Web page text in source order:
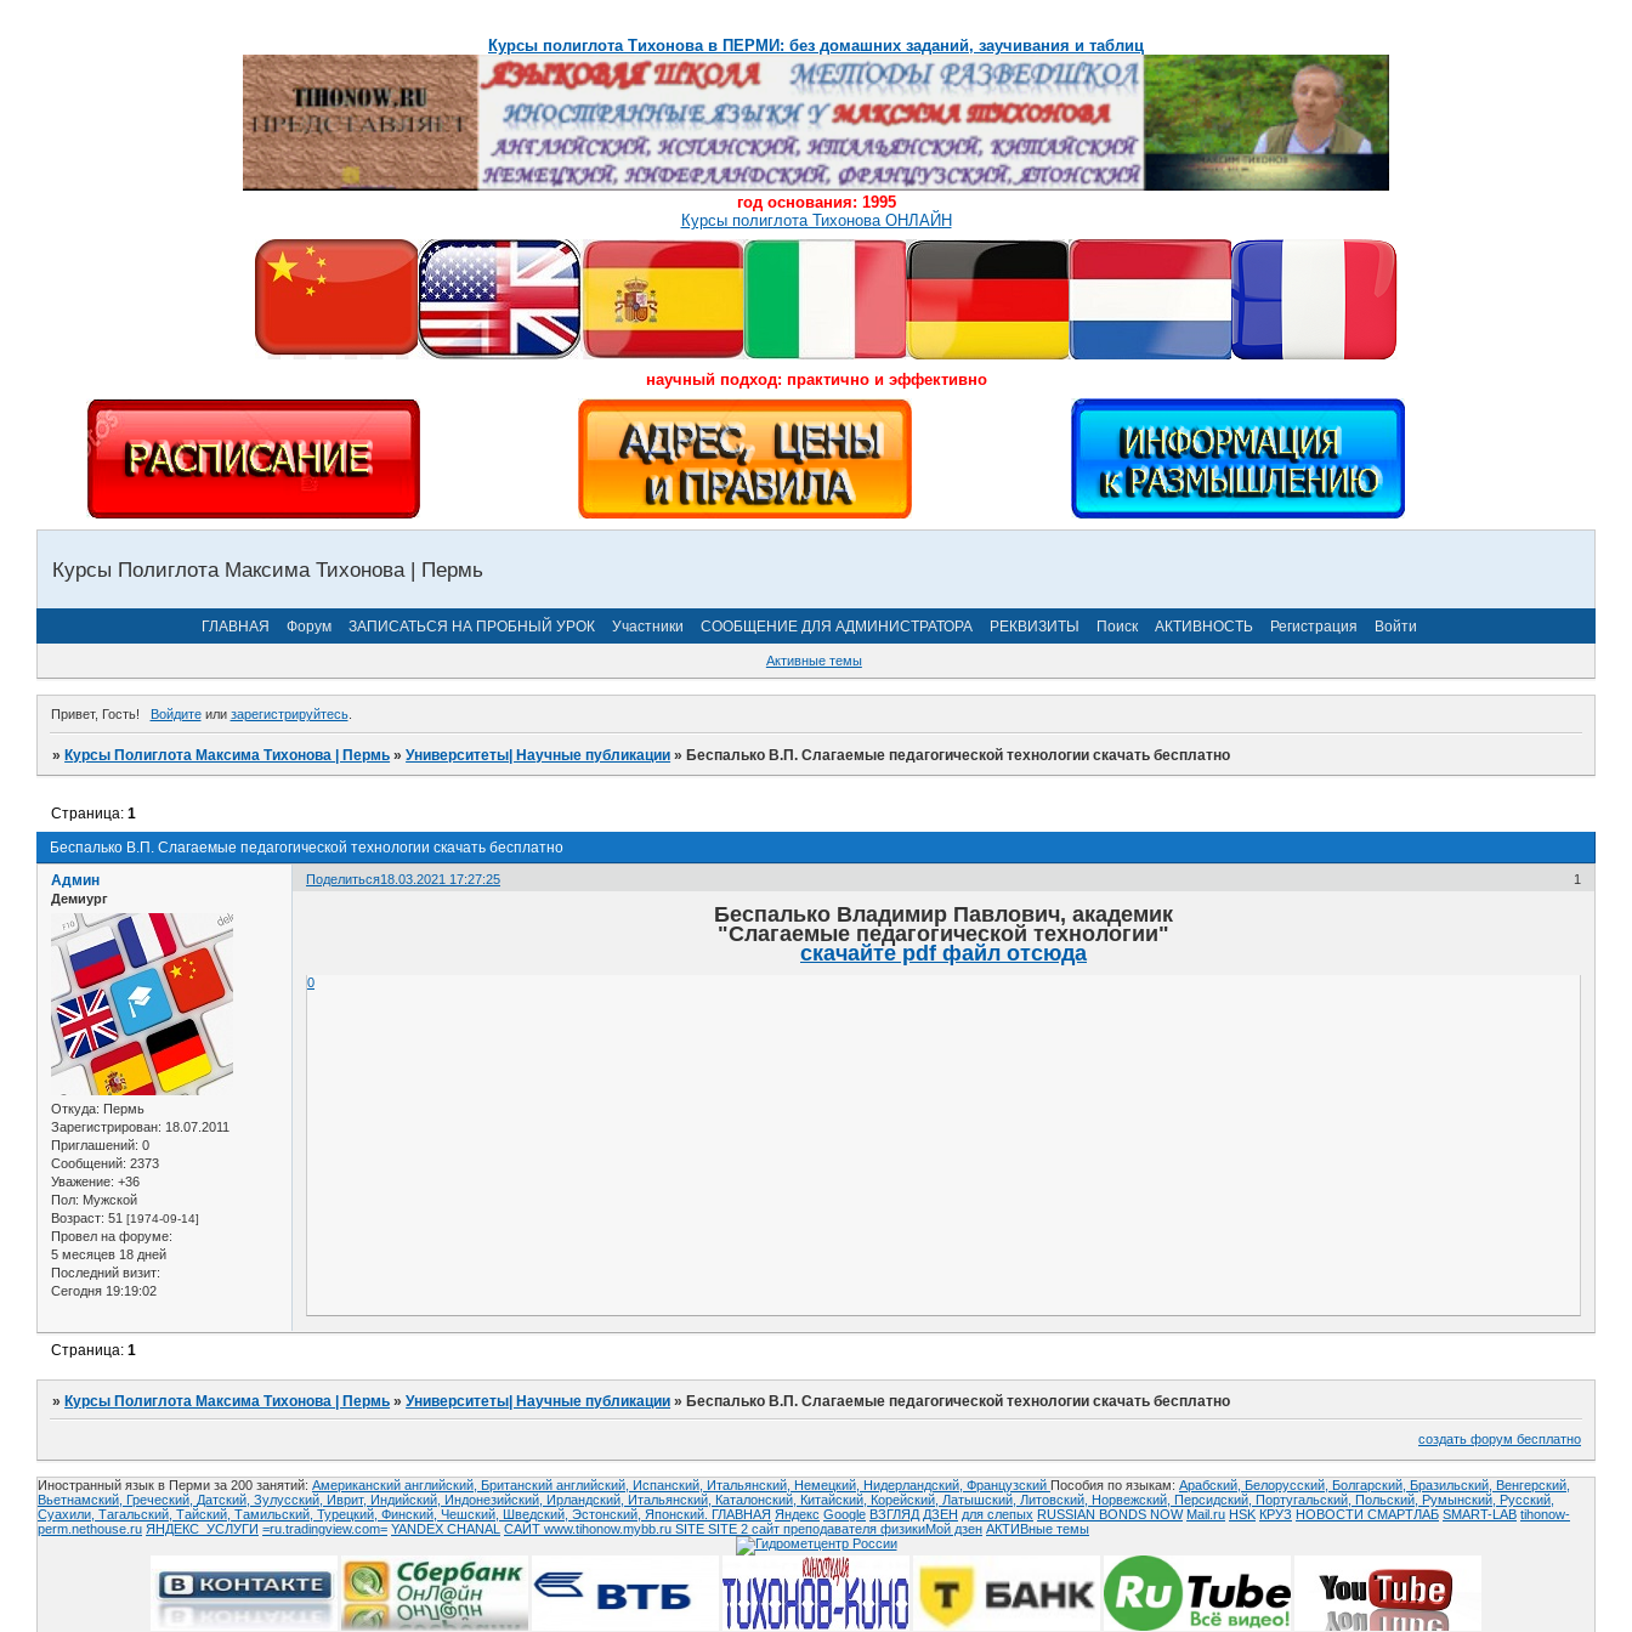
Курсы полиглота Тихонова в ПЕРМИ: без домашних заданий, заучивания и таблиц
год основания: 1995
Курсы полиглота Тихонова ОНЛАЙН
научный подход: практично и эффективно
Курсы Полиглота Максима Тихонова | Пермь
ГЛАВНАЯ Форум ЗАПИСАТЬСЯ НА ПРОБНЫЙ УРОК Участники СООБЩЕНИЕ ДЛЯ АДМИНИСТРАТОРА РЕКВИЗИТЫ Поиск АКТИВНОСТЬ Регистрация Войти
Активные темы
Привет, Гость! Войдитеили зарегистрируйтесь.
»Курсы Полиглота Максима Тихонова | Пермь »Университеты| Научные публикации »Беспалько В.П. Слагаемые педагогической технологии скачать бесплатно
Беспалько В.П. Слагаемые педагогической технологии скачать бесплатно
Страница:1
Поделиться 1
18.03.2021 17:27:25
Админ
Демиург
Откуда: Пермь
Зарегистрирован: 18.07.2011
Приглашений: 0
Сообщений: 2373
Уважение: +36
Пол: Мужской
Возраст: 51 [1974-09-14]
Провел на форуме:
5 месяцев 18 дней
Последний визит:
Сегодня 19:19:02
Беспалько Владимир Павлович, академик
"Слагаемые педагогической технологии"
скачайте pdf файл отсюда
0
Страница:1
»Курсы Полиглота Максима Тихонова | Пермь »Университеты| Научные публикации »Беспалько В.П. Слагаемые педагогической технологии скачать бесплатно
создать форум бесплатно
Иностранный язык в Перми за 200 занятий: Американский английский, Британский английский, Испанский, Итальянский, Немецкий, Нидерландский, Французский Пособия по языкам: Арабский, Белорусский, Болгарский, Бразильский, Венгерский,
Вьетнамский, Греческий, Датский, Зулусский, Иврит, Индийский, Индонезийский, Ирландский, Итальянский, Каталонский, Китайский, Корейский, Латышский, Литовский, Норвежский, Персидский, Португальский, Польский, Румынский, Русский,
Суахили, Тагальский, Тайский, Тамильский, Турецкий, Финский, Чешский, Шведский, Эстонский, Японский. ГЛАВНАЯ Яндекс Google ВЗГЛЯД ДЗЕН для слепых RUSSIAN BONDS NOW Mail.ru HSK КРУЗ НОВОСТИ СМАРТЛАБ SMART-LAB tihonow-
perm.nethouse.ru ЯНДЕКС_УСЛУГИ =ru.tradingview.com= YANDEX CHANAL САЙТ www.tihonow.mybb.ru SITE SITE 2 сайт преподавателя физикиМой дзен АКТИВные темы